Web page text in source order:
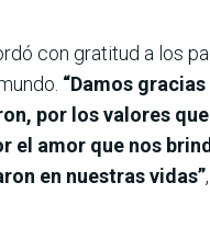
con gratitud a los
“Damos gracias
por los valores
el amor que nos
en nuestras vidas”